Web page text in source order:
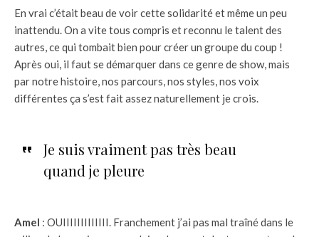
En vrai c’était beau de voir cette solidarité et même un peu
inattendu. On a vite tous compris et reconnu le talent des
autres, ce qui tombait bien pour créer un groupe du coup !
Après oui, il faut se démarquer dans ce genre de show, mais
par notre histoire, nos parcours, nos styles, nos voix
différentes ça s’est fait assez naturellement je crois.
Je suis vraiment pas très beau
quand je pleure
Amel : OUIIIIIIIIIIIII. Franchement j’ai pas mal traîné dans le